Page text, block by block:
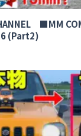
■MM
(Part2)